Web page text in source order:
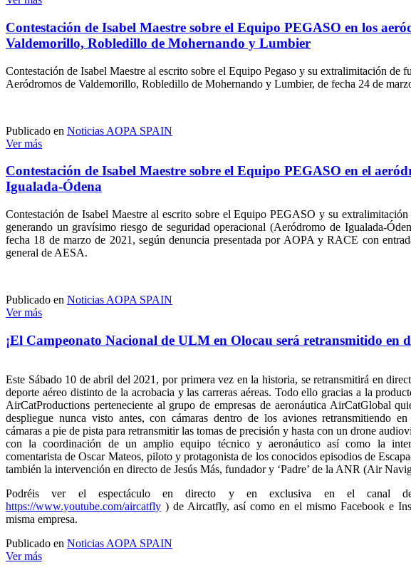
Contestación de Isabel Maestre sobre el Equipo PEGASO en los
Valdemorillo, Robledillo de Mohernando y Lumbier
Contestación de Isabel Maestre al escrito sobre el Equipo Pegaso y su extralimitación de
Aeródromos de Valdemorillo, Robledillo de Mohernando y Lumbier, de fecha 24 de
Publicado en Noticias AOPA SPAIN
Ver más
Contestación de Isabel Maestre sobre el Equipo PEGASO en el
Igualada-Ódena
Contestación de Isabel Maestre al escrito sobre el Equipo PEGASO y su
generando un gravísimo riesgo de seguridad operacional (Aeródromo de Igualada-
fecha 18 de marzo de 2021, según denuncia presentada por AOPA y RACE con
general de AESA.
Publicado en Noticias AOPA SPAIN
Ver más
¡El Campeonato Nacional de ULM en Olocau será retransmitido en
Este Sábado 10 de abril del 2021, por primera vez en la historia, se retransmitirá en
deporte aéreo distinto de la acrobacia y las carreras aéreas. Todo ello gracias a la
AirCatProductions perteneciente al grupo de empresas de aeronáutica AirCatGlobal
despliegue nunca visto antes, con cámaras dentro de los aviones retransmitiendo
cámaras a pie de pista para retransmitir las tomas de precisión y hasta con un drone
con la coordinación de un amplio equipo técnico y aeronáutico así como la
comentarista de Oscar Mateos, piloto y protagonista de los conocidos episodios de
también la intervención en directo de Jesús Más, fundador y ‘Padre’ de la ANR (Air
Podréis ver el espectáculo en directo y en exclusiva en el canal
https://www.youtube.com/aircatfly ) de Aircatfly, así como en el mismo Facebook e
misma empresa.
Publicado en Noticias AOPA SPAIN
Ver más